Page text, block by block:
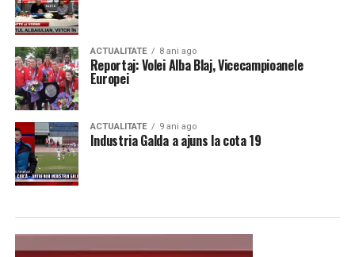
ACTUALITATE 8 ani ago
Reportaj: Volei Alba Blaj, Vicecampioanele
Europei
ACTUALITATE 9 ani ago
Industria Galda a ajuns la cota 19